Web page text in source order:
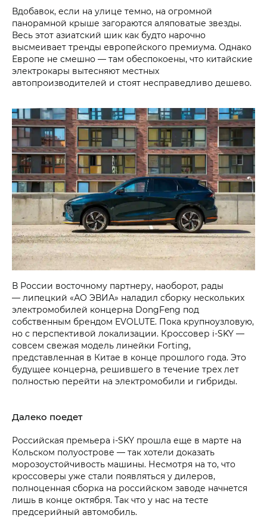
Вдобавок, если на улице темно, на огромной
панорамной крыше загораются аляповатые звезды.
Весь этот азиатский шик как будто нарочно
высмеивает тренды европейского премиума. Однако
Европе не смешно — там обеспокоены, что китайские
электрокары вытесняют местных
автопроизводителей и стоят несправедливо дешево.
В России восточному партнеру, наоборот, рады
— липецкий «АО ЭВИА» наладил сборку нескольких
электромобилей концерна DongFeng под
собственным брендом EVOLUTE. Пока крупноузловую,
но с перспективой локализации. Кроссовер i‑SKY —
совсем свежая модель линейки Forting,
представленная в Китае в конце прошлого года. Это
будущее концерна, решившего в течение трех лет
полностью перейти на электромобили и гибриды.
Далеко поедет
Российская премьера i‑SKY прошла еще в марте на
Кольском полуострове — так хотели доказать
морозоустойчивость машины. Несмотря на то, что
кроссоверы уже стали появляться у дилеров,
полноценная сборка на российском заводе начнется
лишь в конце октября. Так что у нас на тесте
предсерийный автомобиль.